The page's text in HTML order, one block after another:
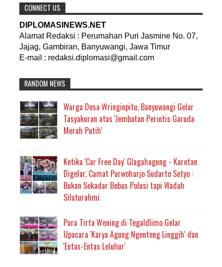
CONNECT US
DIPLOMASINEWS.NET
Alamat Redaksi : Perumahan Puri Jasmine No. 07,
Jajag, Gambiran, Banyuwangi, Jawa Timur
E-mail : redaksi.diplomasi@gmail.com
RANDOM NEWS
Warga Desa Wringinpitu, Banyuwangi Gelar
Tasyakuran atas 'Jembatan Perintis Garuda
Merah Putih'
Ketika 'Car Free Day' Glagahagung - Karetan
Digelar, Camat Purwoharjo Sudarto Setyo :
Bukan Sekadar Bebas Polusi tapi Wadah
Silaturahmi
Pura Tirta Wening di Tegaldlimo Gelar
Upacara 'Karya Agung Ngenteng Linggih' dan
'Entas-Entas Leluhur'